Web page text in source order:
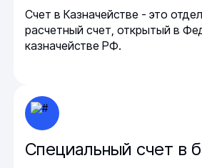
Счет в Казначействе - это
расчетный счет, открытый в
казначействе РФ.
Специальный счет в